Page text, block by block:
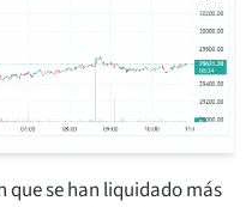
que se han liquidado más